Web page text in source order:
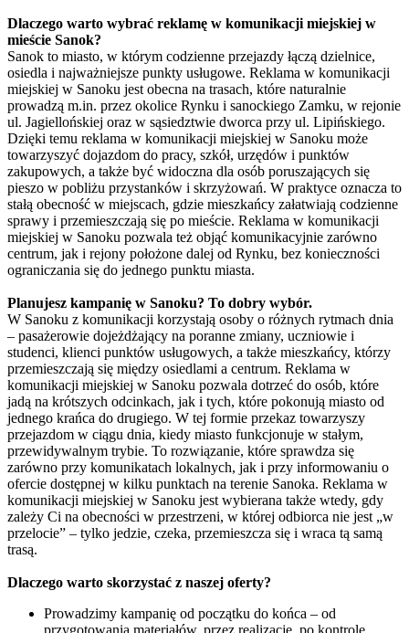
Dlaczego warto wybrać reklamę w komunikacji miejskiej w
mieście Sanok?
Sanok to miasto, w którym codzienne przejazdy łączą dzielnice,
osiedla i najważniejsze punkty usługowe. Reklama w komunikacji
miejskiej w Sanoku jest obecna na trasach, które naturalnie
prowadzą m.in. przez okolice Rynku i sanockiego Zamku, w rejonie
ul. Jagiellońskiej oraz w sąsiedztwie dworca przy ul. Lipińskiego.
Dzięki temu reklama w komunikacji miejskiej w Sanoku może
towarzyszyć dojazdom do pracy, szkół, urzędów i punktów
zakupowych, a także być widoczna dla osób poruszających się
pieszo w pobliżu przystanków i skrzyżowań. W praktyce oznacza to
stałą obecność w miejscach, gdzie mieszkańcy załatwiają codzienne
sprawy i przemieszczają się po mieście. Reklama w komunikacji
miejskiej w Sanoku pozwala też objąć komunikacyjnie zarówno
centrum, jak i rejony położone dalej od Rynku, bez konieczności
ograniczania się do jednego punktu miasta.
Planujesz kampanię w Sanoku? To dobry wybór.
W Sanoku z komunikacji korzystają osoby o różnych rytmach dnia
– pasażerowie dojeżdżający na poranne zmiany, uczniowie i
studenci, klienci punktów usługowych, a także mieszkańcy, którzy
przemieszczają się między osiedlami a centrum. Reklama w
komunikacji miejskiej w Sanoku pozwala dotrzeć do osób, które
jadą na krótszych odcinkach, jak i tych, które pokonują miasto od
jednego krańca do drugiego. W tej formie przekaz towarzyszy
przejazdom w ciągu dnia, kiedy miasto funkcjonuje w stałym,
przewidywalnym trybie. To rozwiązanie, które sprawdza się
zarówno przy komunikatach lokalnych, jak i przy informowaniu o
ofercie dostępnej w kilku punktach na terenie Sanoka. Reklama w
komunikacji miejskiej w Sanoku jest wybierana także wtedy, gdy
zależy Ci na obecności w przestrzeni, w której odbiorca nie jest „w
przelocie” – tylko jedzie, czeka, przemieszcza się i wraca tą samą
trasą.
Dlaczego warto skorzystać z naszej oferty?
Prowadzimy kampanię od początku do końca – od